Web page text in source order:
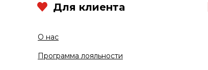
О нас
Программа лояльности
Для клиента